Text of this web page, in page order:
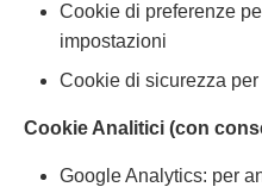
Cookie di preferenze
impostazioni
Cookie di sicurezza
Cookie Analitici (con
Google Analytics: per